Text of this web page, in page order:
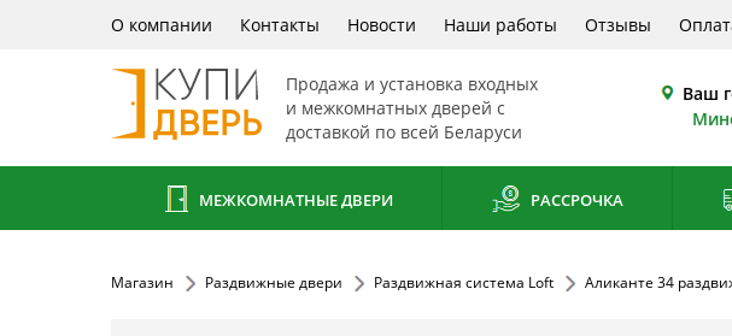
О компании Контакты Новости Наши работы Отзывы
Продажа и установка входных
и межкомнатных дверей с
доставкой по всей Беларуси
Ваш
МЕЖКОМНАТНЫЕ ДВЕРИ РАССРОЧКА
Магазин Раздвижные двери Раздвижная система Loft Аликанте 34